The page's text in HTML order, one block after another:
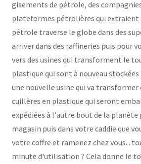
gisements de pétrole, des
plateformes pétrolières qui extraient
pétrole traverse le globe dans des
arriver dans des raffineries puis pour
vers des usines qui transforment le
plastique qui sont à nouveau stockées
une nouvelle usine qui va transformer
cuillères en plastique qui seront
expédiées à l'autre bout de la planète
magasin puis dans votre caddie que
votre coffre et ramenez chez vous...
minute d'utilisation ? Cela donne le